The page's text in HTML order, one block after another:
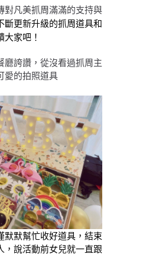
對凡美抓周滿滿的支持與
斷更新升級的抓周道具和
家吧！
廳誇讚，從沒看過抓周主
愛的拍照道具
默默幫忙收好道具，結束
，說活動前女兒就一直跟